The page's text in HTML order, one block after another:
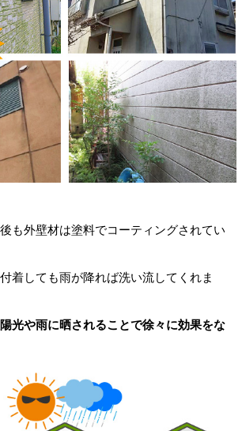
も外壁材は塗料でコーティングされてい
着しても雨が降れば洗い流してくれま
光や雨に晒されることで徐々に効果をな